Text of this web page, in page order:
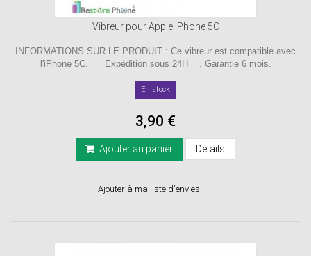
Vibreur pour Apple iPhone 5C
INFORMATIONS SUR LE PRODUIT : Ce vibreur est compatible avec
l'iPhone 5C. Expédition sous 24H . Garantie 6 mois.
En stock
3,90 €
Ajouter au panier Détails
Ajouter à ma liste d'envies